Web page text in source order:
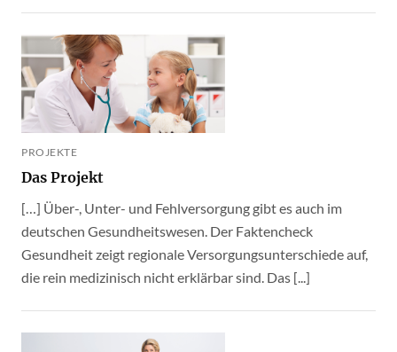
PROJEKTE
Das Projekt
[…] Über-, Unter- und Fehlversorgung gibt es auch im
deutschen Gesundheitswesen. Der Faktencheck
Gesundheit zeigt regionale Versorgungsunterschiede auf,
die rein medizinisch nicht erklärbar sind. Das [...]